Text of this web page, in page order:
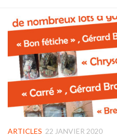
ARTICLES 22 JANVIER 2020